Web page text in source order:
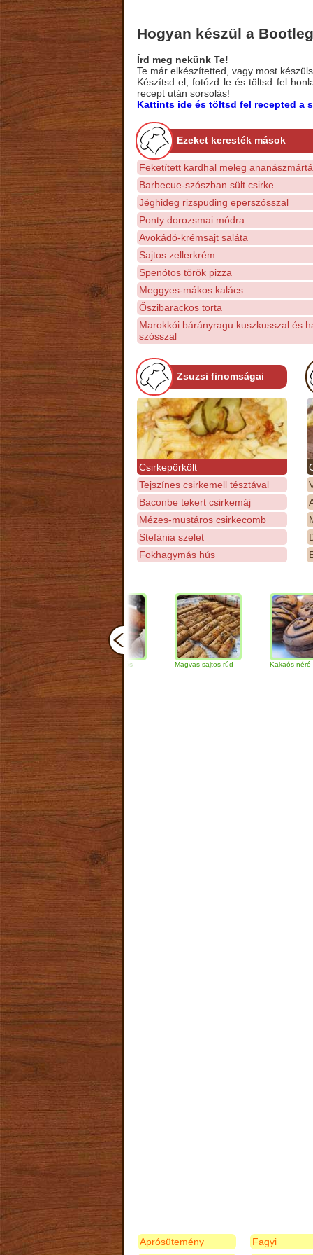
Hogyan készül a
Írd meg nekünk Te!
Te már elkészítetted, vagy most
Készítsd el, fotózd le és töltsd fel
recept után sorsolás!
Kattints ide és töltsd fel recepted a
Ezeket keresték mások
Feketített kardhal meleg
Barbecue-szószban sült csirke
Jéghideg rizspuding eperszósszal
Ponty dorozsmai módra
Avokádó-krémsajt saláta
Sajtos zellerkrém
Spenótos török pizza
Meggyes-mákos kalács
Őszibarackos torta
Marokkói bárányragu kuszkusszal és
szósszal
Zsuzsi finomságai
Csirkepörkölt
Tejszínes csirkemell tésztával
Baconbe tekert csirkemáj
Mézes-mustáros csirkecomb
Stefánia szelet
Fokhagymás hús
Csokoládés-diós
szendvics
Magvas-sajtos rúd Kakaós néró
Aprósütemény Fagyi